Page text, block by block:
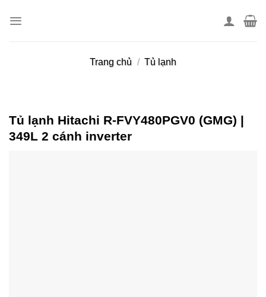
Trang chủ / Tủ lạnh
Tủ lạnh Hitachi R-FVY480PGV0 (GMG) |
349L 2 cánh inverter